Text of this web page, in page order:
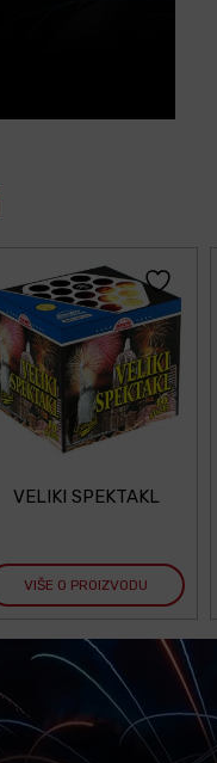
VELIKI SPEKTAKL
VIŠE O PROIZVODU